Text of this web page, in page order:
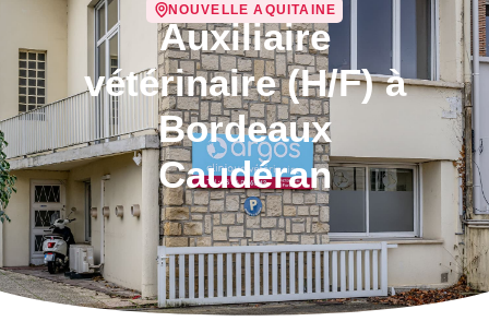
NOUVELLE AQUITAINE
Auxiliaire
vétérinaire (H/F) à
Bordeaux
Caudéran